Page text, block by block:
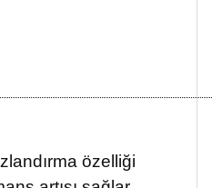
özelliği